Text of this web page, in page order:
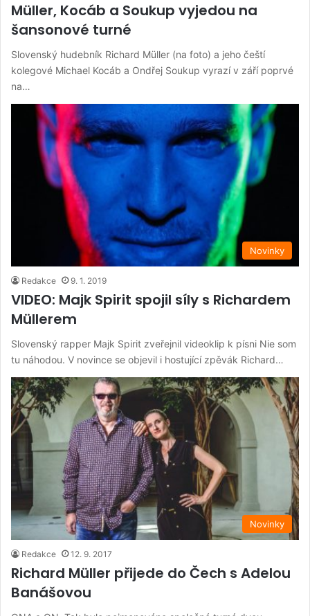
Müller, Kocáb a Soukup vyjedou na
šansonové turné
Slovenský hudebník Richard Müller (na foto) a jeho čeští
kolegové Michael Kocáb a Ondřej Soukup vyrazí v září poprvé
na…
Novinky
Redakce 9. 1. 2019
VIDEO: Majk Spirit spojil síly s Richardem
Müllerem
Slovenský rapper Majk Spirit zveřejnil videoklip k písni Nie som
tu náhodou. V novince se objevil i hostující zpěvák Richard…
Novinky
Redakce 12. 9. 2017
Richard Müller přijede do Čech s Adelou
Banášovou